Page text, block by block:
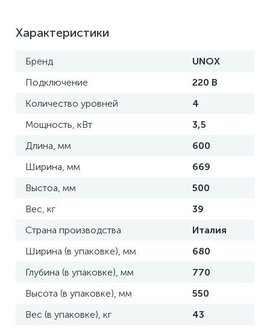
Характеристики
Бренд
UNOX
Подключение
220 В
Количество уровней
4
Мощность, кВт
3,5
Длина, мм
600
Ширина, мм
669
Выстоа, мм
500
Вес, кг
39
Страна производства
Италия
Ширина (в упаковке), мм
680
Глубина (в упаковке), мм
770
Высота (в упаковке), мм
550
Вес (в упаковке), кг
43